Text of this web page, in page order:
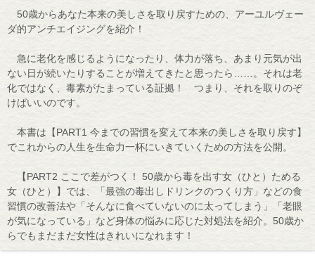
50歳からあなた本来の美しさを取り戻すための、アーユルヴェー
ダ的アンチエイジングを紹介！
急に老化を感じるようになったり、体力が落ち、あまり元気が出
ない日が続いたりすることが増えてきたと思ったら……。それは老
化ではなく、毒素がたまっている証拠！ つまり、それを取りのぞ
けばいいのです。
本書は【PART1 今までの習慣を変えて本来の美しさを取り戻す】
でこれからの人生を生命力一杯にいきていくための方法を公開。
【PART2 ここで差がつく！ 50歳から毒を出す女（ひと）ためる
女（ひと）】では、「最強の毒出しドリンクのつくり方」などの食
習慣の改善法や「そんなに食べていないのに太ってしまう」「老眼
が気になっている」など身体の悩みに応じた対処法を紹介。50歳か
らでもまだまだ女性はきれいになれます！